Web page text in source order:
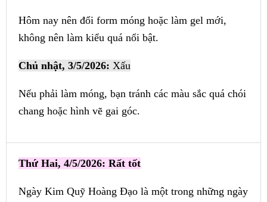
Hôm nay nên đổi form móng hoặc làm gel mới,
không nên làm kiểu quá nổi bật.
Chủ nhật, 3/5/2026: Xấu
Nếu phải làm móng, bạn tránh các màu sắc quá chói
chang hoặc hình vẽ gai góc.
Thứ Hai, 4/5/2026: Rất tốt
Ngày Kim Quỹ Hoàng Đạo là một trong những ngày